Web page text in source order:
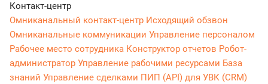
Контакт-центр
Омниканальный контакт-центр Исходящий обзвон
Омниканальные коммуникации Управление персоналом
Рабочее место сотрудника Конструктор отчетов Робот-
администратор Управление рабочими ресурсами База
знаний Управление сделками ПИП (API) для УВК (CRM)